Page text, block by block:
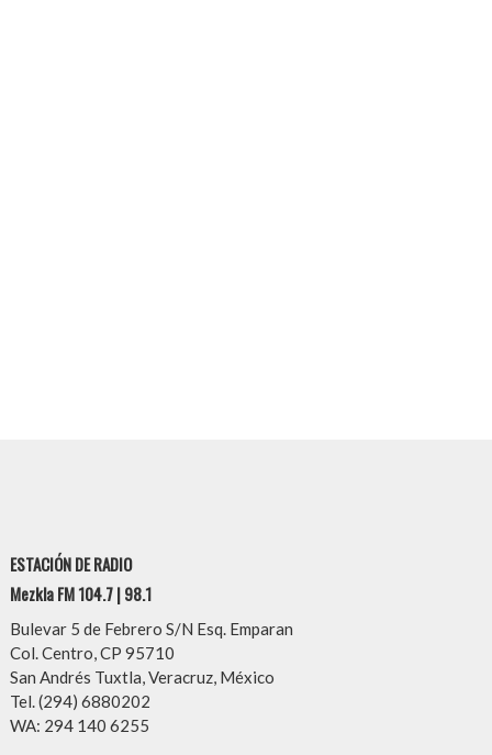
ESTACIÓN DE RADIO
Mezkla FM 104.7 | 98.1
Bulevar 5 de Febrero S/N Esq. Emparan
Col. Centro, CP 95710
San Andrés Tuxtla, Veracruz, México
Tel. (294) 6880202
WA: 294 140 6255